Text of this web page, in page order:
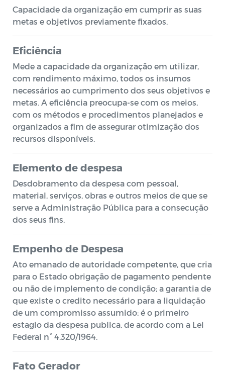
Capacidade da organização em cumprir as suas
metas e objetivos previamente fixados.
Eficiência
Mede a capacidade da organização em utilizar,
com rendimento máximo, todos os insumos
necessários ao cumprimento dos seus objetivos e
metas. A eficiência preocupa-se com os meios,
com os métodos e procedimentos planejados e
organizados a fim de assegurar otimização dos
recursos disponíveis.
Elemento de despesa
Desdobramento da despesa com pessoal,
material, serviços, obras e outros meios de que se
serve a Administração Pública para a consecução
dos seus fins.
Empenho de Despesa
Ato emanado de autoridade competente, que cria
para o Estado obrigação de pagamento pendente
ou não de implemento de condição; a garantia de
que existe o credito necessário para a liquidação
de um compromisso assumido; é o primeiro
estagio da despesa publica, de acordo com a Lei
Federal n° 4.320/1964.
Fato Gerador